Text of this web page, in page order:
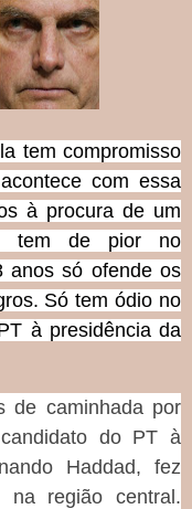
tem compromisso
com essa
à procura de um
tem de pior no
anos só ofende os
Só tem ódio no
à presidência da
de caminhada por
do PT à
Haddad, fez
região central.